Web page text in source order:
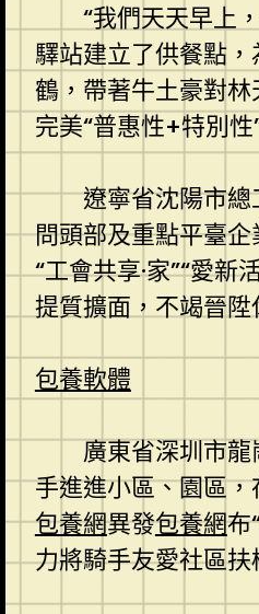
“我們天天早上
驛站建立了供餐點
鶴，帶著牛土豪對
完美“普惠性+特別
遼寧省沈陽市
問頭部及重點平臺
“工會共享·家”“愛
提質擴面，不竭晉
包養軟體
廣東省深圳市
手進進小區、園區
包養網異發包養網布
力將騎手友愛社區